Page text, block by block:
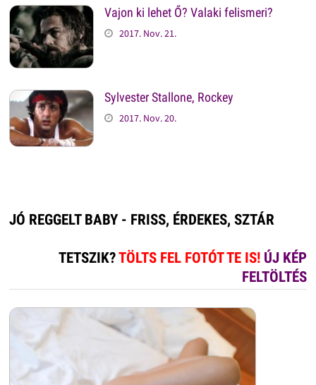
Vajon ki lehet Ő? Valaki felismeri?
2017. Nov. 21.
Sylvester Stallone, Rockey
2017. Nov. 20.
JÓ REGGELT BABY - FRISS, ÉRDEKES, SZTÁR
TETSZIK?TÖLTS FEL FOTÓT TE IS! ÚJ KÉP
FELTÖLTÉS